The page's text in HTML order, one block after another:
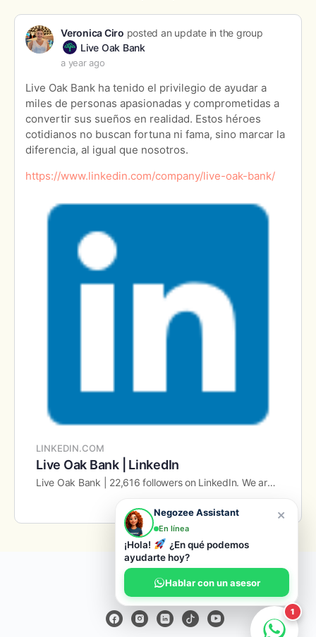
Veronica Ciro posted an update in the group
Live Oak Bank
a year ago
Live Oak Bank ha tenido el privilegio de ayudar a
miles de personas apasionadas y comprometidas a
convertir sus sueños en realidad. Estos héroes
cotidianos no buscan fortuna ni fama, sino marcar la
diferencia, al igual que nosotros.
https://www.linkedin.com/company/live-oak-bank/
LINKEDIN.COM
Live Oak Bank | LinkedIn
Live Oak Bank | 22,616 followers on LinkedIn. We are on a mission to be America's small business bank. | Live Oak Bank has had the privilege of helping thousands of passionate, driven people turn their dreams into reality. These …
© 2026 Negozee
×
Negozee Assistant
En línea
¡Hola!
¿En qué podemos
ayudarte hoy?
Hablar con un asesor
1